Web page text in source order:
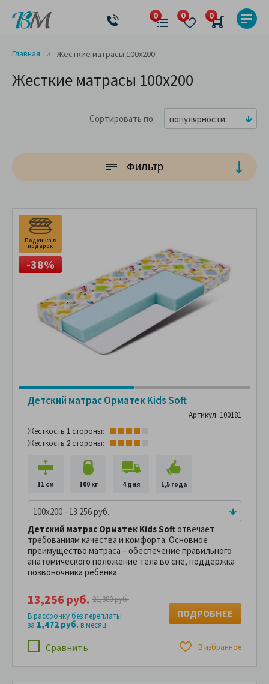
Главная Жесткие матрасы 100x200
Жесткие матрасы 100x200
Сортировать по популярности
Фильтр
Подушка в
подарок
-38%
Детский матрас Орматек Kids Soft
Артикул: 100181
Жесткость 1 стороны:
Жесткость 2 стороны:
11 см 100 кг 4 дня 1,5 года
100x200 - 13 256 руб.
Детский матрас Орматек Kids Softотвечает
требованиям качества и комфорта. Основное
преимущество матраса – обеспечение правильного
анатомического положение тела во сне, поддержка
позвоночника ребенка.
Сравнить В избранное
13,256 руб. 21,380 руб.
В рассрочку без переплаты
за 1,472 руб.в месяц
ПОДРОБНЕЕ